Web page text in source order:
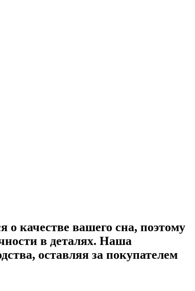
о качестве вашего сна, поэтому
в деталях. Наша
оставляя за покупателем